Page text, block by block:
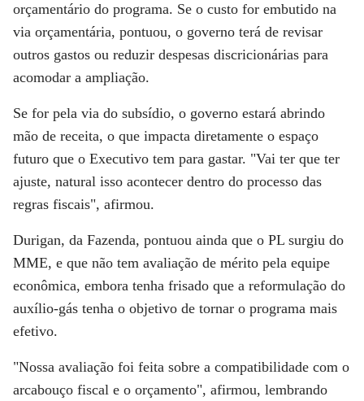
orçamentário do programa. Se o custo for embutido na
via orçamentária, pontuou, o governo terá de revisar
outros gastos ou reduzir despesas discricionárias para
acomodar a ampliação.
Se for pela via do subsídio, o governo estará abrindo
mão de receita, o que impacta diretamente o espaço
futuro que o Executivo tem para gastar. "Vai ter que ter
ajuste, natural isso acontecer dentro do processo das
regras fiscais", afirmou.
Durigan, da Fazenda, pontuou ainda que o PL surgiu do
MME, e que não tem avaliação de mérito pela equipe
econômica, embora tenha frisado que a reformulação do
auxílio-gás tenha o objetivo de tornar o programa mais
efetivo.
"Nossa avaliação foi feita sobre a compatibilidade com o
arcabouço fiscal e o orçamento", afirmou, lembrando